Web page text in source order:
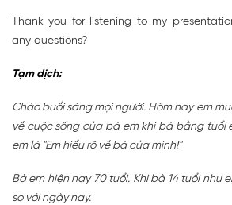
Thank you for listening to my
any questions?
Tạm dịch:
Chào buổi sáng mọi người. Hôm nay em
về cuộc sống của bà em khi bà bằng tuổi
em là "Em hiểu rõ về bà của mình!"
Bà em hiện nay 70 tuổi. Khi bà 14 tuổi như
so với ngày nay.